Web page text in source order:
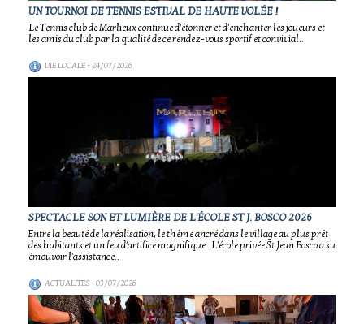
UN TOURNOI DE TENNIS ESTIVAL DE HAUTE VOLÉE !
Le Tennis club de Marlieux continue d'étonner et d'enchanter les joueurs et
les amis du club par la qualité de ce rendez-vous sportif et convivial..
VIE LOCALE- 24/07/2026
SPECTACLE SON ET LUMIÈRE DE L'ÉCOLE ST J. BOSCO 2026
Entre la beauté de la réalisation, le thème ancré dans le village au plus prêt
des habitants et un feu d'artifice magnifique : L'école privée St Jean Bosco a su
émouvoir l'assistance..
ACTUALITÉS- 03/07/2026